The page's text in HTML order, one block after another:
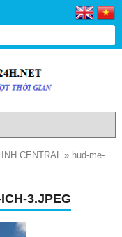
CENTRAL » hud-me-
3.JPEG